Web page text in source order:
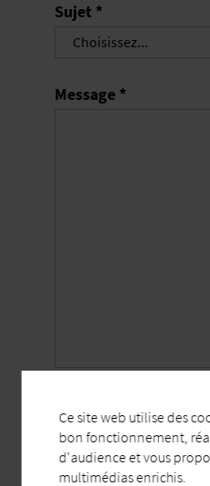
Sujet *
Message *
J'accepte les
générales.
Ce site web utilise des
bon fonctionnement,
d'audience et vous
multimédias enrichis.